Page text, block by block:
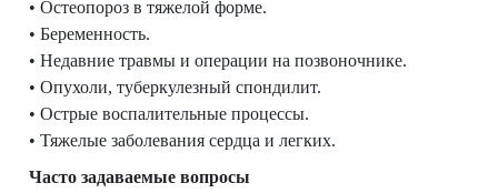
• Остеопороз в тяжелой форме.
• Беременность.
• Недавние травмы и операции на позвоночнике.
• Опухоли, туберкулезный спондилит.
• Острые воспалительные процессы.
• Тяжелые заболевания сердца и легких.
Часто задаваемые вопросы